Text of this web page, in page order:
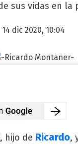
sus vidas en la
14 dic 2020, 10:04
, hijo de Ricardo,